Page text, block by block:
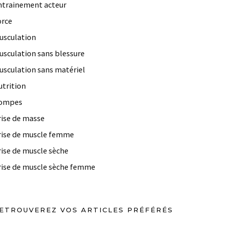
acteur
sans blessure
sans matériel
de masse
de muscle femme
de muscle sèche
de muscle sèche femme
VOS ARTICLES PRÉFÉRÉS